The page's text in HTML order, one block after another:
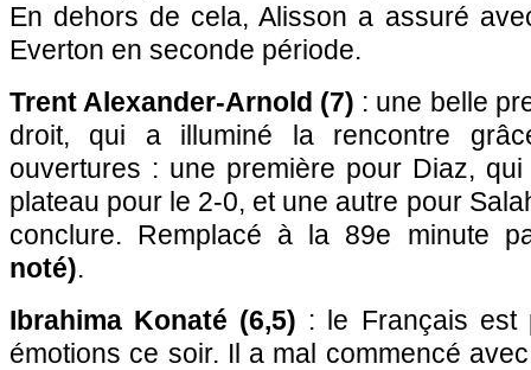
En dehors de cela, Alisson a assuré
Everton en seconde période.
Trent Alexander-Arnold (7) : une belle
droit, qui a illuminé la rencontre
ouvertures : une première pour Diaz,
plateau pour le 2-0, et une autre pour
conclure. Remplacé à la 89e minute
noté).
Ibrahima Konaté (6,5) : le Français est
émotions ce soir. Il a mal commencé